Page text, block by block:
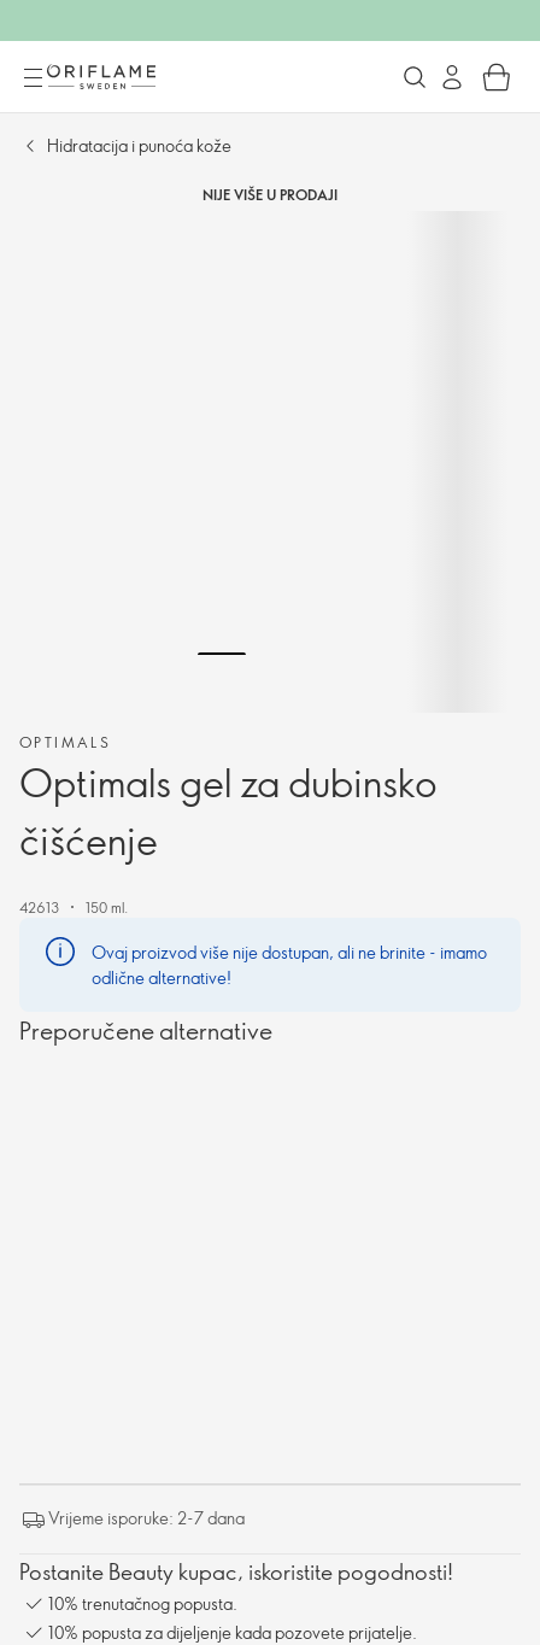
Hidratacija i punoća kože
NIJE VIŠE U PRODAJI
OPTIMALS
Optimals gel za dubinsko
čišćenje
42613 150 ml.
Ovaj proizvod više nije dostupan, ali ne brinite - imamo
odlične alternative!
Preporučene alternative
Vrijeme isporuke: 2-7 dana
Postanite Beauty kupac, iskoristite pogodnosti!
10% trenutačnog popusta.
10% popusta za dijeljenje kada pozovete prijatelje.